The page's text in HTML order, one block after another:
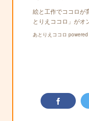
絵と工作でココロが
とりえココロ」が
あとりえココロ